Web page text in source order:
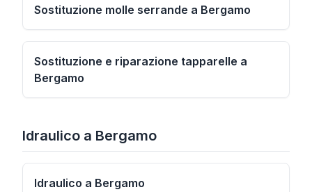
Sostituzione molle serrande a Bergamo
Sostituzione e riparazione tapparelle a
Bergamo
Idraulico a Bergamo
Idraulico a Bergamo